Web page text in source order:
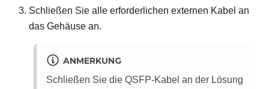
Schließen Sie alle erforderlichen externen Kabel an
das Gehäuse an.
ANMERKUNG
Schließen Sie die QSFP-Kabel an der Lösung